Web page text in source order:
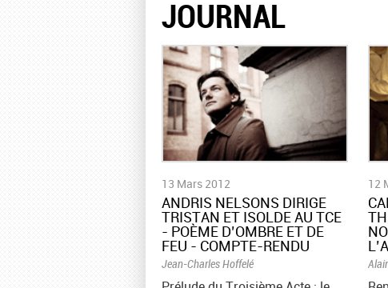
JOURNAL
13 Mars 2012
ANDRIS NELSONS DIRIGE
TRISTAN ET ISOLDE AU TCE
- POÈME D’OMBRE ET DE
FEU - COMPTE-RENDU
Jean-Charles Hoffelé
12